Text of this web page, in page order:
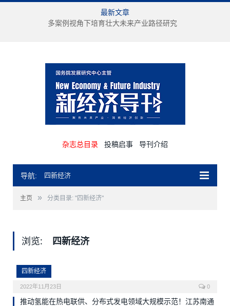
最新文章
多案例视角下培育壮大未来产业路径研究
杂志总目录 投稿启事 导刊介绍
导航: 四新经济
主页 » 分类目录: "四新经济"
浏览: 四新经济
四新经济
2022年11月23日 0
推动氢能在热电联供、分布式发电领域大规模示范！江苏南通